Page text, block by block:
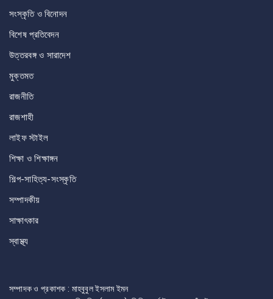
সংস্কৃতি ও বিনোদন
বিশেষ প্রতিবেদন
উত্তরবঙ্গ ও সারাদেশ
মুক্তমত
রাজনীতি
রাজশাহী
লাইফ স্টাইল
শিক্ষা ও শিক্ষাঙ্গন
শিল্প-সাহিত্য-সংস্কৃতি
সম্পাদকীয়
সাক্ষাৎকার
স্বাস্থ্য
সম্পাদক ও প্রকাশক : মাহবুবুল ইসলাম ইমন